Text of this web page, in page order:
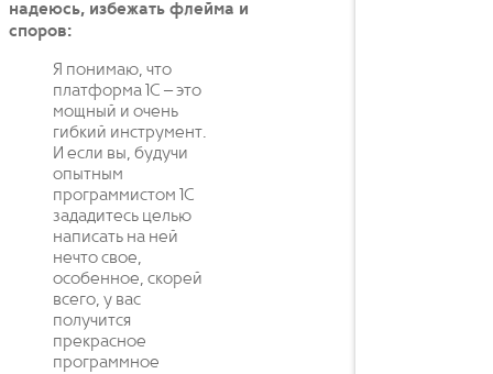
надеюсь, избежать флейма и
споров:
Я понимаю, что
платформа 1С – это
мощный и очень
гибкий инструмент.
И если вы, будучи
опытным
программистом 1С
зададитесь целью
написать на ней
нечто свое,
особенное, скорей
всего, у вас
получится
прекрасное
программное